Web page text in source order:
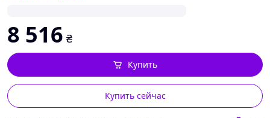
8 516 ₴
Купить сейчас
Купить